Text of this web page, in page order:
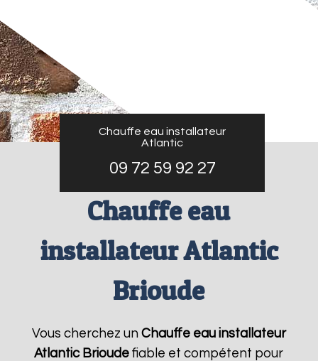
Chauffe eau installateur
Atlantic
09 72 59 92 27
Chauffe eau
installateur Atlantic
Brioude
Vous cherchez un Chauffe eau installateur
Atlantic Brioude fiable et compétent pour